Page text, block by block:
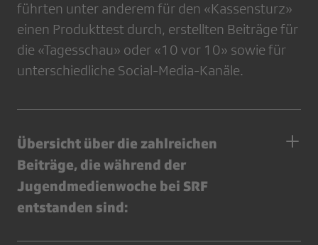
führten unter anderem für den «Kassensturz»
einen Produkttest durch, erstellten Beiträge für
die «Tagesschau» oder «10 vor 10» sowie für
unterschiedliche Social-Media-Kanäle.
Übersicht über die zahlreichen
Beiträge, die während der
Jugendmedienwoche bei SRF
entstanden sind: